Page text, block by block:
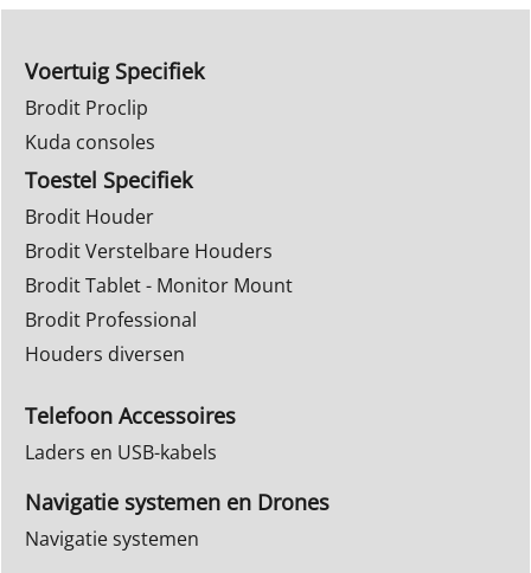
Voertuig Specifiek
Brodit Proclip
Kuda consoles
Toestel Specifiek
Brodit Houder
Brodit Verstelbare Houders
Brodit Tablet - Monitor Mount
Brodit Professional
Houders diversen
Telefoon Accessoires
Laders en USB-kabels
Navigatie systemen en Drones
Navigatie systemen